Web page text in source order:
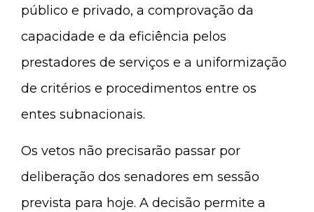
público e privado, a comprovação da
capacidade e da eficiência pelos
prestadores de serviços e a uniformização
de critérios e procedimentos entre os
entes subnacionais.
Os vetos não precisarão passar por
deliberação dos senadores em sessão
prevista para hoje. A decisão permite a